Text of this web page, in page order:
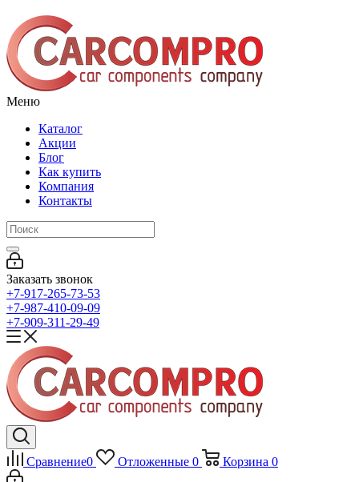
Меню
Каталог
Акции
Блог
Как купить
Компания
Контакты
Заказать звонок
+7-917-265-73-53
+7-987-410-09-09
+7-909-311-29-49
Сравнение0 Отложенные 0 Корзина 0